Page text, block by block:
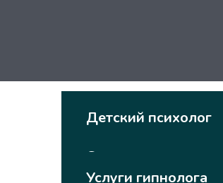
Детский психолог
Сексолог
Услуги гипнолога